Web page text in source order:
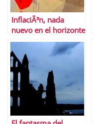
InflaciÃ³n, nada
nuevo en el horizonte
espaÃ±ol aunque sÃ­
en el de EE.UU.